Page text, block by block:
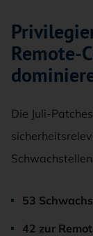
Remote-
Die Juli-
53
42 zur